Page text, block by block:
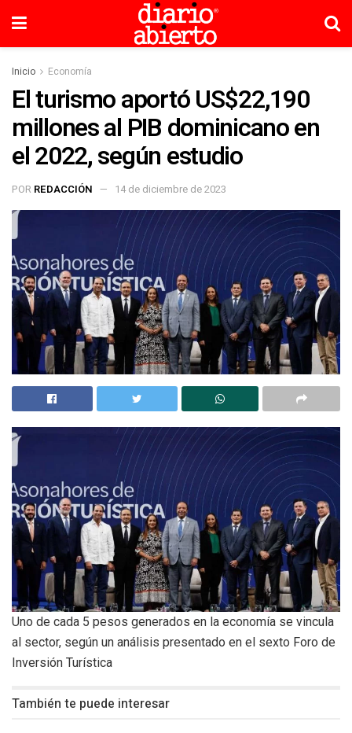
Inicio Economía
El turismo aportó US$22,190
millones al PIB dominicano en
el 2022, según estudio
POR REDACCIÓN 14 de diciembre de 2023
Uno de cada 5 pesos generados en la economía se vincula
al sector, según un análisis presentado en el sexto Foro de
Inversión Turística
También te puede interesar